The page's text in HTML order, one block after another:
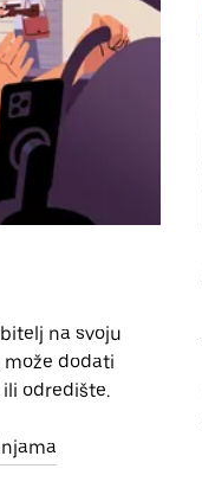
na svoju
može dodati
odredište.